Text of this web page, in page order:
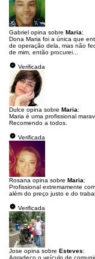
Gabriel opina sobre Maria:
Dona Maria foi a única que
de operação dela, mas não
de mim, então procurei...
Verificada
Dulce opina sobre Maria:
Maria é uma profissional
Recomendo a todos.
Verificada
Rosana opina sobre Maria:
Profissional extremamente
além do preço justo e do
Verificada
Jose opina sobre Esteves:
Agradeço o veículo de